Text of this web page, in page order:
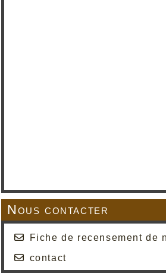
Nous contacter
Fiche de recensement de
contact